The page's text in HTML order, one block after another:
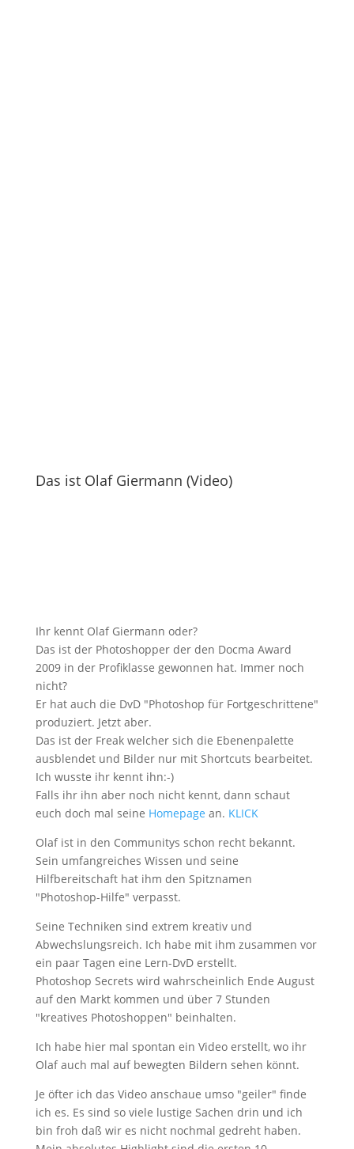
Das ist Olaf Giermann (Video)
Ihr kennt Olaf Giermann oder?
Das ist der Photoshopper der den Docma Award
2009 in der Profiklasse gewonnen hat. Immer noch
nicht?
Er hat auch die DvD "Photoshop für Fortgeschrittene"
produziert. Jetzt aber.
Das ist der Freak welcher sich die Ebenenpalette
ausblendet und Bilder nur mit Shortcuts bearbeitet.
Ich wusste ihr kennt ihn:-)
Falls ihr ihn aber noch nicht kennt, dann schaut
euch doch mal seine Homepage an. KLICK
Olaf ist in den Communitys schon recht bekannt.
Sein umfangreiches Wissen und seine
Hilfbereitschaft hat ihm den Spitznamen
"Photoshop-Hilfe" verpasst.
Seine Techniken sind extrem kreativ und
Abwechslungsreich. Ich habe mit ihm zusammen vor
ein paar Tagen eine Lern-DvD erstellt.
Photoshop Secrets wird wahrscheinlich Ende August
auf den Markt kommen und über 7 Stunden
"kreatives Photoshoppen" beinhalten.
Ich habe hier mal spontan ein Video erstellt, wo ihr
Olaf auch mal auf bewegten Bildern sehen könnt.
Je öfter ich das Video anschaue umso "geiler" finde
ich es. Es sind so viele lustige Sachen drin und ich
bin froh daß wir es nicht nochmal gedreht haben.